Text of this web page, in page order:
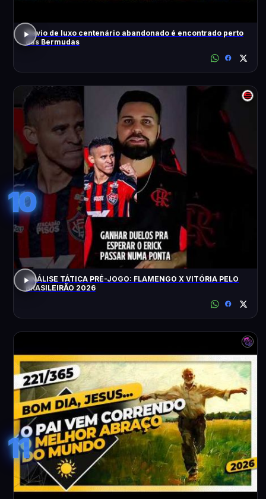
Navio de luxo centenário abandonado é encontrado perto
das Bermudas
10
ANÁLISE TÁTICA PRÉ-JOGO: FLAMENGO X VITÓRIA PELO
BRASILEIRÃO 2026
11